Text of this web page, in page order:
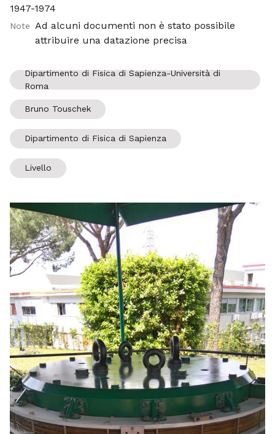
1947-1974
Note Ad alcuni documenti non è stato possibile
attribuire una datazione precisa
Dipartimento di Fisica di Sapienza-Università di
Roma
Bruno Touschek
Dipartimento di Fisica di Sapienza
Livello